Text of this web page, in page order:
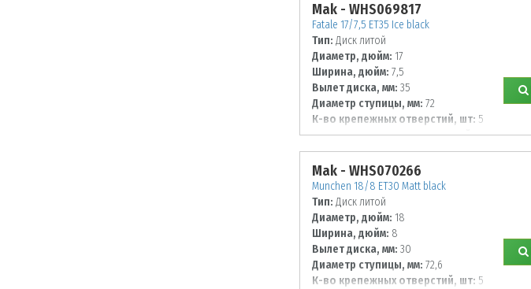
Mak - WHS069817
Fatale 17/7,5 ET35 Ice black
Тип: Диск литой
Диаметр, дюйм: 17
Ширина, дюйм: 7,5
Вылет диска, мм: 35
Диаметр ступицы, мм: 72
К-во крепежных отверстий, шт: 5
Диаметр располож. отверстий, мм:
100
Mak - WHS070266
Munchen 18/8 ET30 Matt black
Тип: Диск литой
Диаметр, дюйм: 18
Ширина, дюйм: 8
Вылет диска, мм: 30
Диаметр ступицы, мм: 72,6
К-во крепежных отверстий, шт: 5